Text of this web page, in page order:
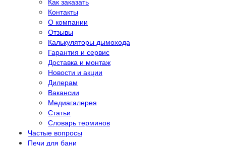
Контакты
О компании
Отзывы
Калькуляторы дымохода
Гарантия и сервис
Доставка и монтаж
Новости и акции
Дилерам
Вакансии
Медиагалерея
Статьи
Словарь терминов
Частые вопросы
Печи для бани